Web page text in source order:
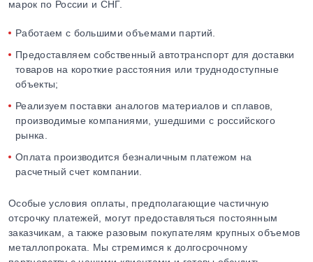
марок по России и СНГ.
Работаем с большими объемами партий.
Предоставляем собственный автотранспорт для доставки
товаров на короткие расстояния или труднодоступные
объекты;
Реализуем поставки аналогов материалов и сплавов,
производимые компаниями, ушедшими с российского
рынка.
Оплата производится безналичным платежом на
расчетный счет компании.
Особые условия оплаты, предполагающие частичную
отсрочку платежей, могут предоставляться постоянным
заказчикам, а также разовым покупателям крупных объемов
металлопроката. Мы стремимся к долгосрочному